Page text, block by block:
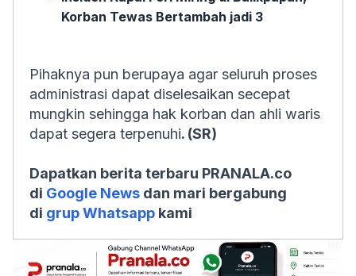
Korban Tewas Bertambah jadi 3
Pihaknya pun berupaya agar seluruh proses
administrasi dapat diselesaikan secepat
mungkin sehingga hak korban dan ahli waris
dapat segera terpenuhi. (SR)
Dapatkan berita terbaru PRANALA.co
di Google News dan mari bergabung
di grup Whatsapp kami